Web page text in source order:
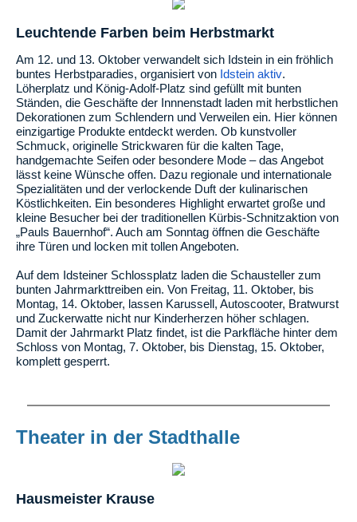
Leuchtende Farben beim Herbstmarkt
Am 12. und 13. Oktober verwandelt sich Idstein in ein fröhlich
buntes Herbstparadies, organisiert von Idstein aktiv.
Löherplatz und König-Adolf-Platz sind gefüllt mit bunten
Ständen, die Geschäfte der Innnenstadt laden mit herbstlichen
Dekorationen zum Schlendern und Verweilen ein. Hier können
einzigartige Produkte entdeckt werden. Ob kunstvoller
Schmuck, originelle Strickwaren für die kalten Tage,
handgemachte Seifen oder besondere Mode – das Angebot
lässt keine Wünsche offen. Dazu regionale und internationale
Spezialitäten und der verlockende Duft der kulinarischen
Köstlichkeiten. Ein besonderes Highlight erwartet große und
kleine Besucher bei der traditionellen Kürbis-Schnitzaktion von
„Pauls Bauernhof“. Auch am Sonntag öffnen die Geschäfte
ihre Türen und locken mit tollen Angeboten.
Auf dem Idsteiner Schlossplatz laden die Schausteller zum
bunten Jahrmarkttreiben ein. Von Freitag, 11. Oktober, bis
Montag, 14. Oktober, lassen Karussell, Autoscooter, Bratwurst
und Zuckerwatte nicht nur Kinderherzen höher schlagen.
Damit der Jahrmarkt Platz findet, ist die Parkfläche hinter dem
Schloss von Montag, 7. Oktober, bis Dienstag, 15. Oktober,
komplett gesperrt.
Theater in der Stadthalle
Hausmeister Krause